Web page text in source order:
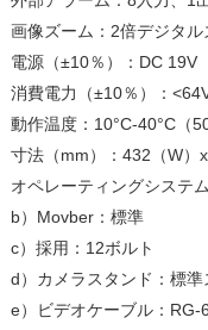
画像ズーム：2倍デジタル
電源（±10％）：DC 19V
消費電力（±10％）：
動作温度：10°C-40°C（
寸法（mm）：432（W）
オペレーティングシステ
b）Movber：標準
c）採用：12ボルト
d）カメラスタンド：標準
e）ビデオケーブル：RG-6